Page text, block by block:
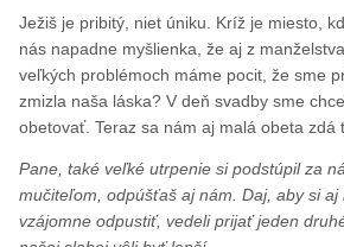
Ježiš je pribitý, niet úniku. Kríž je miesto,
nás napadne myšlienka, že aj z
veľkých problémoch máme pocit, že sme
zmizla naša láska? V deň svadby sme
obetovať. Teraz sa nám aj malá obeta zdá
Pane, také veľké utrpenie si podstúpil za
mučiteľom, odpúšťaš aj nám. Daj, aby si aj
vzájomne odpustiť, vedeli prijať jeden